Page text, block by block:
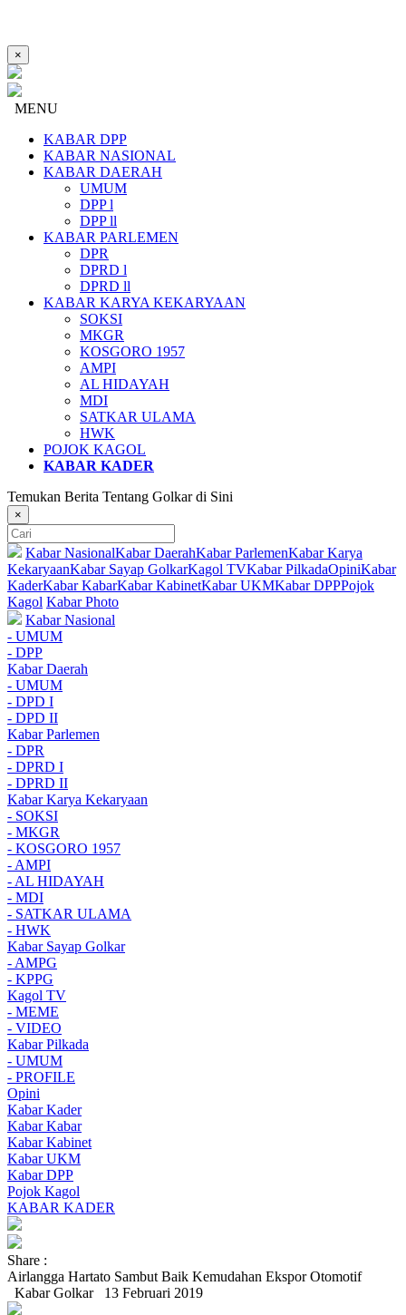
×
MENU
KABAR DPP
KABAR NASIONAL
KABAR DAERAH
UMUM
DPP l
DPP ll
KABAR PARLEMEN
DPR
DPRD l
DPRD ll
KABAR KARYA KEKARYAAN
SOKSI
MKGR
KOSGORO 1957
AMPI
AL HIDAYAH
MDI
SATKAR ULAMA
HWK
POJOK KAGOL
KABAR KADER
Temukan Berita Tentang Golkar di Sini
×
Kabar NasionalKabar DaerahKabar ParlemenKabar Karya
KekaryaanKabar Sayap GolkarKagol TVKabar PilkadaOpiniKabar
KaderKabar KabarKabar KabinetKabar UKMKabar DPPPojok
Kagol Kabar Photo
Kabar Nasional
- UMUM
- DPP
Kabar Daerah
- UMUM
- DPD I
- DPD II
Kabar Parlemen
- DPR
- DPRD I
- DPRD II
Kabar Karya Kekaryaan
- SOKSI
- MKGR
- KOSGORO 1957
- AMPI
- AL HIDAYAH
- MDI
- SATKAR ULAMA
- HWK
Kabar Sayap Golkar
- AMPG
- KPPG
Kagol TV
- MEME
- VIDEO
Kabar Pilkada
- UMUM
- PROFILE
Opini
Kabar Kader
Kabar Kabar
Kabar Kabinet
Kabar UKM
Kabar DPP
Pojok Kagol
KABAR KADER
Share :
Airlangga Hartato Sambut Baik Kemudahan Ekspor Otomotif
Kabar Golkar
13 Februari 2019